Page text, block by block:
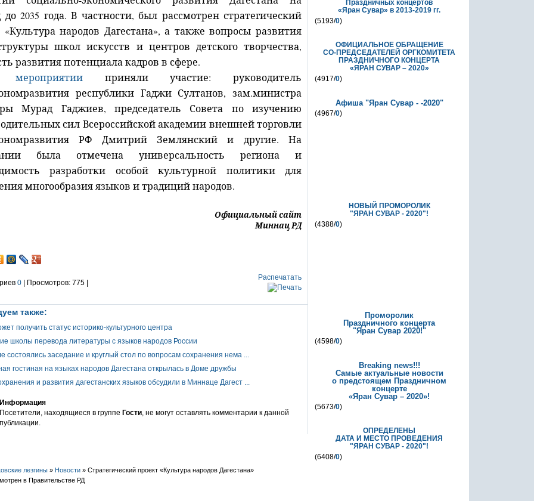
до 2035 года. В частности, был рассмотрен стратегический
«Культура народов Дагестана», а также вопросы развития
школ искусств и центров детского творчества,
развития потенциала кадров в сфере.
мероприятии приняли участие: руководитель
республики Гаджи Султанов, зам.министра
Мурад Гаджиев, председатель Совета по изучению
сил Всероссийской академии внешней торговли
РФ Дмитрий Землянский и другие. На
была отмечена универсальность региона и
разработки особой культурной политики для
многообразия языков и традиций народов.
Официальный сайт
Миннац РД
0 | Просмотров: 775 |
Распечатать
также:
получить статус историко-культурного центра
школы перевода литературы с языков народов России
состоялись заседание и круглый стол по вопросам сохранения нема ...
гостиная на языках народов Дагестана открылась в Доме дружбы
и развития дагестанских языков обсудили в Миннаце Дагест ...
Информация
Посетители, находящиеся в группе Гости, не могут оставлять комментарии к данной
публикации.
лезгины » Новости » Стратегический проект «Культура народов Дагестана»
в Правительстве РД
Праздничных концертов
«Яран Сувар» в 2013-2019 гг.
(5193/0)
ОФИЦИАЛЬНОЕ ОБРАЩЕНИЕ
СО-ПРЕДСЕДАТЕЛЕЙ ОРГКОМИТЕТА
ПРАЗДНИЧНОГО КОНЦЕРТА
«ЯРАН СУВАР – 2020»
(4917/0)
Афиша "Яран Сувар - -2020"
(4967/0)
НОВЫЙ ПРОМОРОЛИК
"ЯРАН СУВАР - 2020"!
(4388/0)
Проморолик
Праздничного концерта
"Яран Сувар 2020!"
(4598/0)
Breaking news!!!
Самые актуальные новости
о предстоящем Праздничном
концерте
«Яран Сувар – 2020»!
(5673/0)
ОПРЕДЕЛЕНЫ
ДАТА И МЕСТО ПРОВЕДЕНИЯ
"ЯРАН СУВАР - 2020"!
(6408/0)